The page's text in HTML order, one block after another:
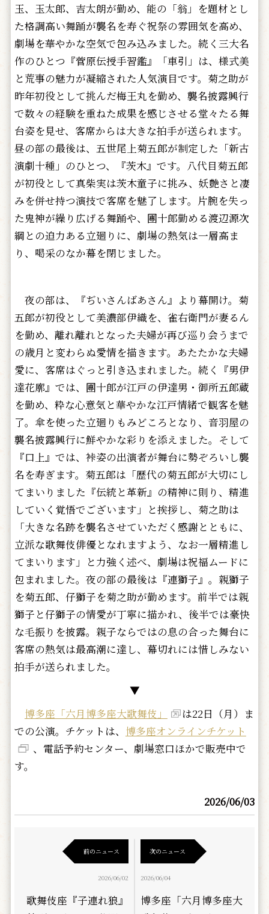
玉、玉太郎、吉太朗が勤め、能の「翁」を題材とし
た格調高い舞踊が襲名を寿ぐ祝祭の雰囲気を高め、
劇場を華やかな空気で包み込みました。続く三大名
作のひとつ『菅原伝授手習鑑』「車引」は、様式美
と荒事の魅力が凝縮された人気演目です。菊之助が
昨年初役として挑んだ梅王丸を勤め、襲名披露興行
で数々の経験を重ねた成果を感じさせる堂々たる舞
台姿を見せ、客席からは大きな拍手が送られます。
昼の部の最後は、五世尾上菊五郎が制定した「新古
演劇十種」のひとつ、『茨木』です。八代目菊五郎
が初役として真柴実は茨木童子に挑み、妖艶さと凄
みを併せ持つ演技で客席を魅了します。片腕を失っ
た鬼神が繰り広げる舞踊や、團十郎勤める渡辺源次
綱との迫力ある立廻りに、劇場の熱気は一層高ま
り、喝采のなか幕を閉じました。
夜の部は、『ぢいさんばあさん』より幕開け。菊
五郎が初役として美濃部伊織を、雀右衛門が妻るん
を勤め、離れ離れとなった夫婦が再び巡り会うまで
の歳月と変わらぬ愛情を描きます。あたたかな夫婦
愛に、客席はぐっと引き込まれました。続く『男伊
達花廓』では、團十郎が江戸の伊達男・御所五郎蔵
を勤め、粋な心意気と華やかな江戸情緒で観客を魅
了。傘を使った立廻りもみどころとなり、音羽屋の
襲名披露興行に鮮やかな彩りを添えました。そして
『口上』では、裃姿の出演者が舞台に勢ぞろいし襲
名を寿ぎます。菊五郎は「歴代の菊五郎が大切にし
てまいりました『伝統と革新』の精神に則り、精進
していく覚悟でございます」と挨拶し、菊之助は
「大きな名跡を襲名させていただく感謝とともに、
立派な歌舞伎俳優となれますよう、なお一層精進し
てまいります」と力強く述べ、劇場は祝福ムードに
包まれました。夜の部の最後は『連獅子』。親獅子
を菊五郎、仔獅子を菊之助が勤めます。前半では親
獅子と仔獅子の情愛が丁寧に描かれ、後半では豪快
な毛振りを披露。親子ならではの息の合った舞台に
客席の熱気は最高潮に達し、幕切れには惜しみない
拍手が送られました。
▼
博多座「六月博多座大歌舞伎」
は22日（月）ま
での公演。チケットは、 博多座オンラインチケット
、電話予約センター、劇場窓口ほかで販売中で
す。
2026/06/03
前のニュース
2026/06/02
歌舞伎座『子連れ狼』
次のニュース
2026/06/04
博多座「六月博多座大